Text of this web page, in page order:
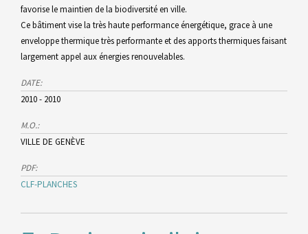
favorise le maintien de la biodiversité en ville.
Ce bâtiment vise la très haute performance énergétique, grace à une
enveloppe thermique très performante et des apports thermiques faisant
largement appel aux énergies renouvelables.
DATE:
2010 - 2010
M.O.:
VILLE DE GENÈVE
PDF:
CLF-PLANCHES